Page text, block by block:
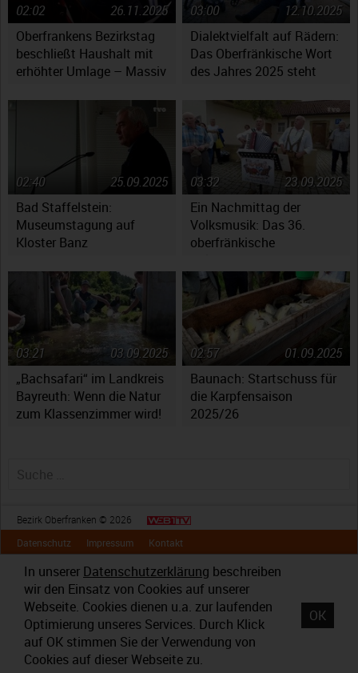
Oberfrankens Bezirkstag
beschließt Haushalt mit
erhöhter Umlage – Massiv
Fragen auf
26.11.2025
02:02
Dialektvielfalt auf Rädern:
Das Oberfränkische Wort
des Jahres 2025 steht
12.10.2025
03:00
Bad Staffelstein:
Museumstagung auf
Kloster Banz
25.09.2025
02:40
Ein Nachmittag der
Volksmusik: Das 36.
oberfränkische
Ebensfeld
23.09.2025
03:32
„Bachsafari“ im Landkreis
Bayreuth: Wenn die Natur
zum Klassenzimmer wird!
03.09.2025
03:21
Baunach: Startschuss für
die Karpfensaison
2025/26
01.09.2025
02:57
Bezirk Oberfranken © 2026
Datenschutz
Impressum Kontakt
In unserer Datenschutzerklärung beschreiben
wir den Einsatz von Cookies auf unserer
Webseite. Cookies dienen u.a. zur laufenden
Optimierung unseres Services. Durch Klick
auf OK stimmen Sie der Verwendung von
Cookies auf dieser Webseite zu.
OK